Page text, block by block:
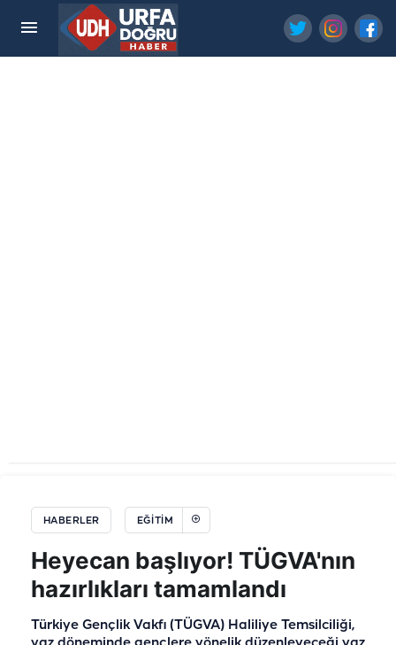
HABERLER EĞİTİM
Heyecan başlıyor! TÜGVA'nın
hazırlıkları tamamlandı
Türkiye Gençlik Vakfı (TÜGVA) Haliliye Temsilciliği,
Eyyübiye'de Aşçılık Eğitim Merkezi Gün Sayıyor